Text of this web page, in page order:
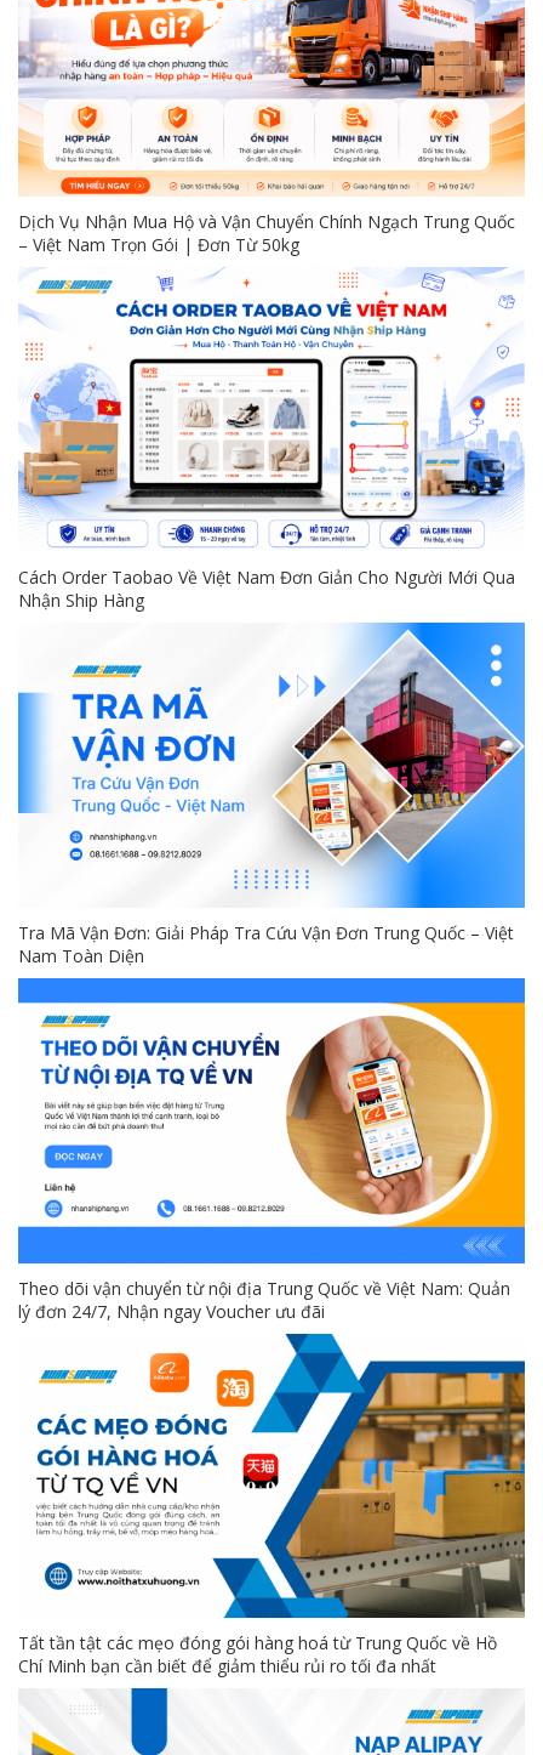
Dịch Vụ Nhận Mua Hộ và Vận Chuyển Chính Ngạch Trung Quốc
– Việt Nam Trọn Gói | Đơn Từ 50kg
Cách Order Taobao Về Việt Nam Đơn Giản Cho Người Mới Qua
Nhận Ship Hàng
Tra Mã Vận Đơn: Giải Pháp Tra Cứu Vận Đơn Trung Quốc – Việt
Nam Toàn Diện
Theo dõi vận chuyển từ nội địa Trung Quốc về Việt Nam: Quản
lý đơn 24/7, Nhận ngay Voucher ưu đãi
Tất tần tật các mẹo đóng gói hàng hoá từ Trung Quốc về Hồ
Chí Minh bạn cần biết để giảm thiểu rủi ro tối đa nhất